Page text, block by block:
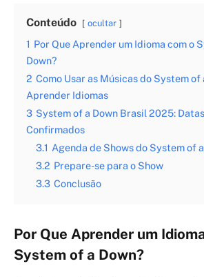
Conteúdo ocultar
1 Por Que Aprender um Idioma com o
Down?
2 Como Usar as Músicas do System of
Aprender Idiomas
3 System of a Down Brasil 2025:
Confirmados
3.1 Agenda de Shows do System of
3.2 Prepare-se para o Show
3.3 Conclusão
Por Que Aprender um
System of a Down?